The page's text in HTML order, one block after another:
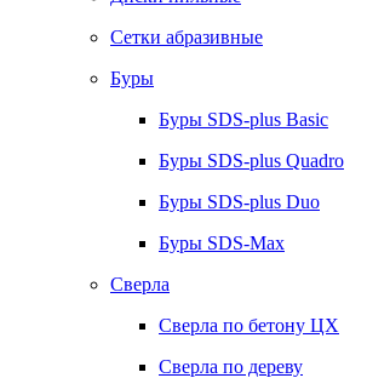
Сетки абразивные
Буры
Буры SDS-plus Basic
Буры SDS-plus Quadro
Буры SDS-plus Duo
Буры SDS-Max
Сверла
Сверла по бетону ЦХ
Сверла по дереву